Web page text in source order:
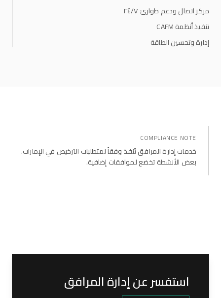
مركز اتصال ودعم طوارئ ٢٤/٧
تنفيذ أنظمة CAFM
إدارة وتحسين الطاقة
COMPLIANCE NOTE
خدمات إدارة المرافق تُنفذ وفقاً لمتطلبات الترخيص في الإمارات.
بعض الأنشطة تخضع لموافقات إضافية.
استفسر عن إدارة المرافق